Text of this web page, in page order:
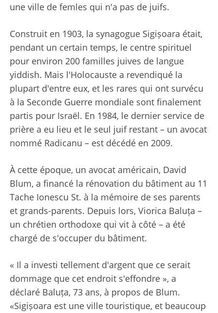
une ville de femles qui n'a pas de juifs.
Construit en 1903, la synagogue Sigișoara était,
pendant un certain temps, le centre spirituel
pour environ 200 familles juives de langue
yiddish. Mais l'Holocauste a revendiqué la
plupart d'entre eux, et les rares qui ont survécu
à la Seconde Guerre mondiale sont finalement
partis pour Israël. En 1984, le dernier service de
prière a eu lieu et le seul juif restant – un avocat
nommé Radicanu – est décédé en 2009.
À cette époque, un avocat américain, David
Blum, a financé la rénovation du bâtiment au 11
Tache Ionescu St. à la mémoire de ses parents
et grands-parents. Depuis lors, Viorica Baluța –
un chrétien orthodoxe qui vit à côté – a été
chargé de s'occuper du bâtiment.
« Il a investi tellement d'argent que ce serait
dommage que cet endroit s'effondre », a
déclaré Baluța, 73 ans, à propos de Blum.
«Sigișoara est une ville touristique, et beaucoup